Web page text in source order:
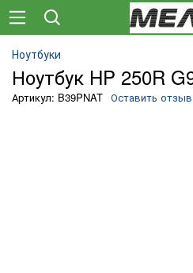
Ноутбуки
Ноутбук HP 250R
Артикул: B39PNAT Оставить отзыв